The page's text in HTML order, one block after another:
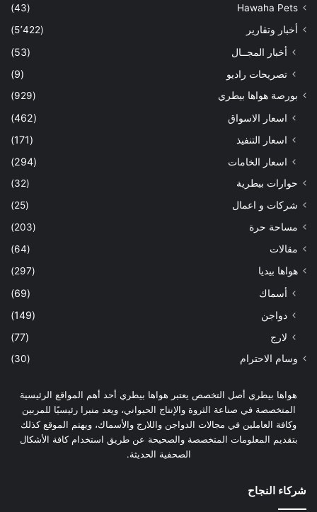
Hawaha Pets
(43)
أخبار وتقارير
(5٬422)
أخبار المجــال
(53)
تصريحات راديو
(9)
بورصة هواها بيطري (929)
اسعار الاسواق
(462)
اسعار التنفيذ
(171)
اسعار الخامات
(294)
حوارات بيطرية
(32)
شركات و اعمال
(25)
مساحة حرة
(203)
مقالات
(64)
هواها بيديا
(297)
أسماك
(69)
دواجن
(149)
لارج
(77)
وسام الاحترام (30)
هواها بيطري أصل التخصص يعتبر هواها بيطري أحد أهم المواقع الرئيسية
المتخصصة في صناعة الثروة والإنتاج الحيواني، ويعد منبرا رئيسيًا للمربين
وكافة العاملين في مجالات الدواجن واللارج والأسماك، ويهتم الموقع كذلك
بتقديم المعلومات المتخصصة والصحيحة عن طريق استخدام كافة الأشكال
الصحفية الحديثة.
شركاء النجاح